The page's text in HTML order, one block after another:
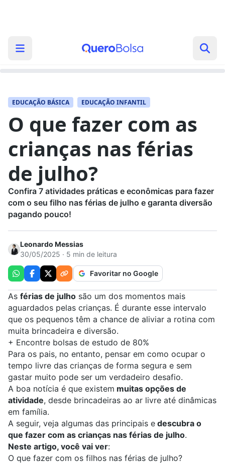
EDUCAÇÃO BÁSICA EDUCAÇÃO INFANTIL
O que fazer com as
crianças nas férias
de julho?
Confira 7 atividades práticas e econômicas para fazer
com o seu filho nas férias de julho e garanta diversão
pagando pouco!
Leonardo Messias
30/05/2025 · 5 min de leitura
Favoritar no Google
As férias de julho são um dos momentos mais
aguardados pelas crianças. É durante esse intervalo
que os pequenos têm a chance de aliviar a rotina com
muita brincadeira e diversão.
+ Encontre bolsas de estudo de 80%
Para os pais, no entanto, pensar em como ocupar o
tempo livre das crianças de forma segura e sem
gastar muito pode ser um verdadeiro desafio.
A boa notícia é que existem muitas opções de
atividade, desde brincadeiras ao ar livre até dinâmicas
em família.
A seguir, veja algumas das principais e descubra o
que fazer com as crianças nas férias de julho.
Neste artigo, você vai ver:
O que fazer com os filhos nas férias de julho?